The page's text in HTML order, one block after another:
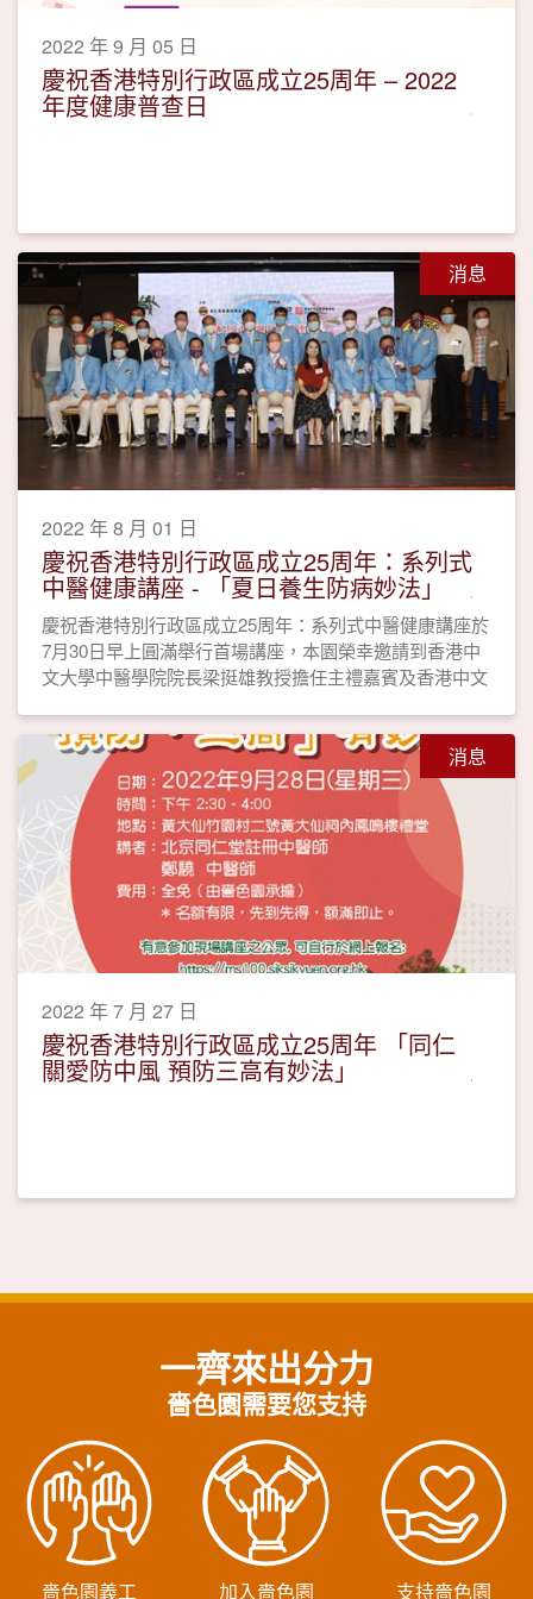
2022 年 9 月 05 日
慶祝香港特別行政區成立25周年 – 2022
年度健康普查日
消息
2022 年 8 月 01 日
慶祝香港特別行政區成立25周年：系列式
中醫健康講座 - 「夏日養生防病妙法」
慶祝香港特別行政區成立25周年：系列式中醫健康講座於
7月30日早上圓滿舉行首場講座，本園榮幸邀請到香港中
文大學中醫學院院長梁挺雄教授擔任主禮嘉賓及香港中文
消息
2022 年 7 月 27 日
慶祝香港特別行政區成立25周年 「同仁
關愛防中風 預防三高有妙法」
一齊來出分力
嗇色園需要您支持
嗇色園義工 加入嗇色園 支持嗇色園